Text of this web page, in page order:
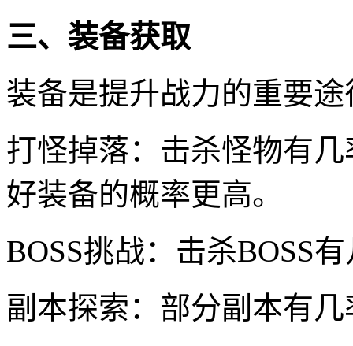
三、装备获取
装备是提升战力的重要途
打怪掉落：击杀怪物有
好装备的概率更高。
BOSS挑战：击杀BOSS
副本探索：部分副本有